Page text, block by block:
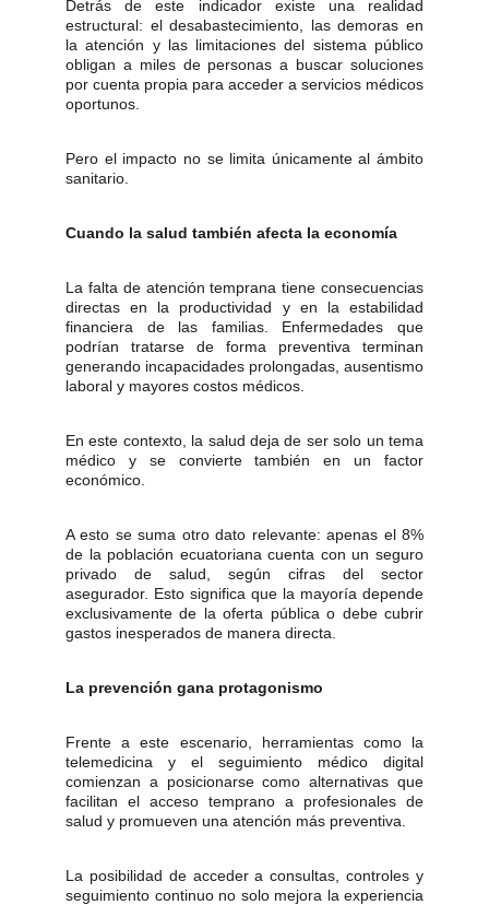
Detrás de este indicador existe una realidad
estructural: el desabastecimiento, las demoras en
la atención y las limitaciones del sistema público
obligan a miles de personas a buscar soluciones
por cuenta propia para acceder a servicios médicos
oportunos.
Pero el impacto no se limita únicamente al ámbito
sanitario.
Cuando la salud también afecta la economía
La falta de atención temprana tiene consecuencias
directas en la productividad y en la estabilidad
financiera de las familias. Enfermedades que
podrían tratarse de forma preventiva terminan
generando incapacidades prolongadas, ausentismo
laboral y mayores costos médicos.
En este contexto, la salud deja de ser solo un tema
médico y se convierte también en un factor
económico.
A esto se suma otro dato relevante: apenas el 8%
de la población ecuatoriana cuenta con un seguro
privado de salud, según cifras del sector
asegurador. Esto significa que la mayoría depende
exclusivamente de la oferta pública o debe cubrir
gastos inesperados de manera directa.
La prevención gana protagonismo
Frente a este escenario, herramientas como la
telemedicina y el seguimiento médico digital
comienzan a posicionarse como alternativas que
facilitan el acceso temprano a profesionales de
salud y promueven una atención más preventiva.
La posibilidad de acceder a consultas, controles y
seguimiento continuo no solo mejora la experiencia